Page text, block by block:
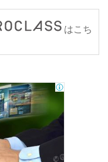
はこち